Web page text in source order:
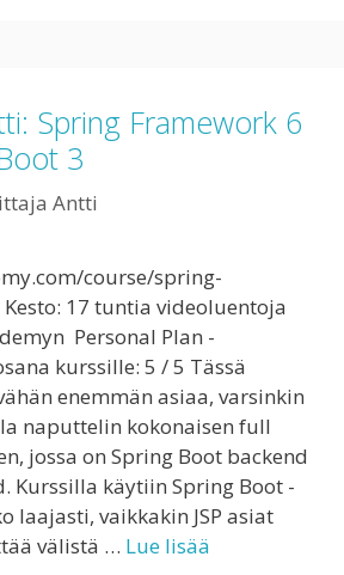
Spring Framework 6
3
Antti
course/spring-
17 tuntia videoluentoja
Personal Plan -
kurssille: 5 / 5 Tässä
enemmän asiaa, varsinkin
naputtelin kokonaisen full
jossa on Spring Boot backend
Kurssilla käytiin Spring Boot -
laajasti, vaikkakin JSP asiat
välistä … Lue lisää